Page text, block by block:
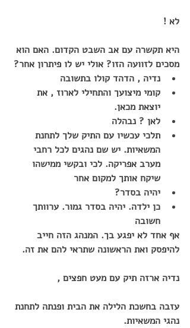
לא !
היא תקשרה עם אב השבט הקדום. האם הוא
מסכים לזוועה הזו? אולי יש לו פיתרון אחר?
נדיה , הדהד קולו בתשובה
קומי מיצועך והתחילי לארוז , את
יוצאת מכאן.
לאן ? נבהלה
תלכי עכשיו עם התיק שלך לתחנת
המשאיות. יש שם נהגים לכל רחבי
מערב אפריקה. לכי ובקשי ממישהו
שיקח אותך למקום אחר
יהיה בסדר?
כן ילדה. יהיה בסדר גמור. ערוותך
חשובה
אף אחד לא יפגע בך. המנהג הזה חייב
להיפסק ואת הראשונה שתראי להם את זה.
נדיה ארזה תיק עם מעט חפצים ,
עזבה בחשכת הלילה את הבית ופנתה לתחנת
נהגי המשאיות.